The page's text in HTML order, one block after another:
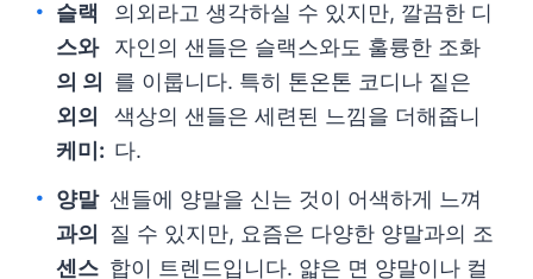
슬랙
스와
의 의
외의
케미:
의외라고 생각하실 수 있지만, 깔끔한 디
자인의 샌들은 슬랙스와도 훌륭한 조화
를 이룹니다. 특히 톤온톤 코디나 짙은
색상의 샌들은 세련된 느낌을 더해줍니
다.
양말
과의
센스
샌들에 양말을 신는 것이 어색하게 느껴
질 수 있지만, 요즘은 다양한 양말과의 조
합이 트렌드입니다. 얇은 면 양말이나 컬